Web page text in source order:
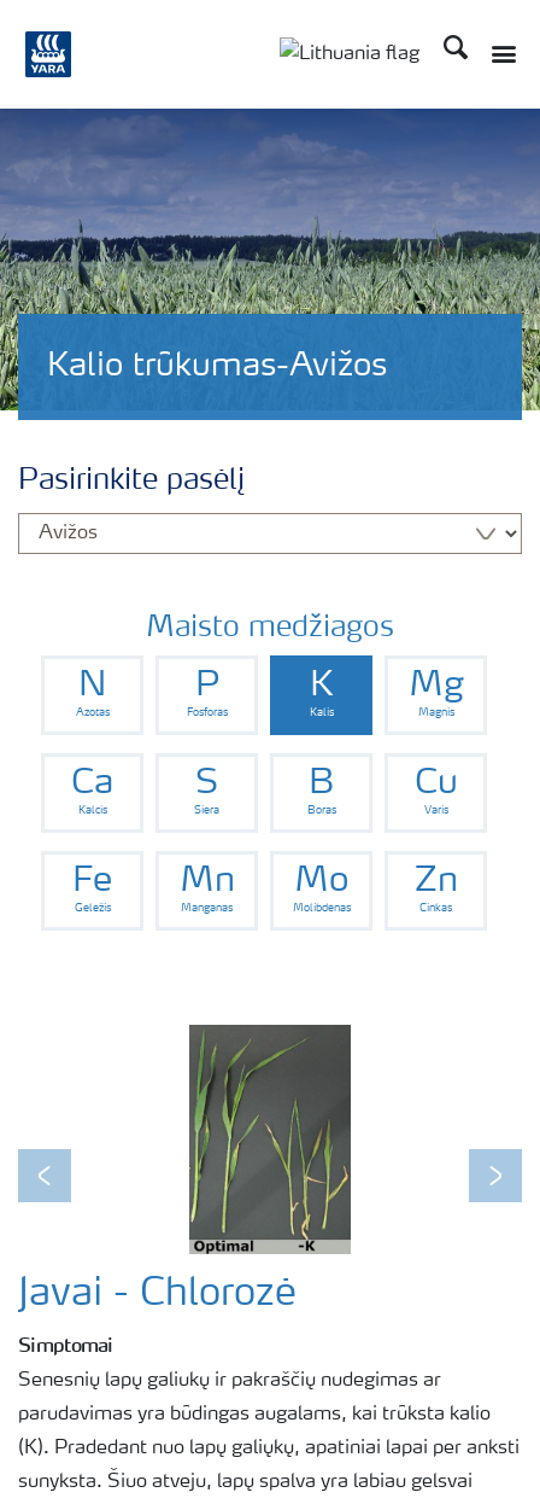
Ieškoti
Kalio trūkumas-Avižos
Pasirinkite pasėlį
Maisto medžiagos
N
Azotas
P
Fosforas
K
Kalis
Mg
Magnis
Ca
Kalcis
S
Siera
B
Boras
Cu
Varis
Fe
Geležis
Mn
Manganas
Mo
Molibdenas
Zn
Cinkas
Previous Next
Javai - Chlorozė
Simptomai
Senesnių lapų galiukų ir pakraščių nudegimas ar
parudavimas yra būdingas augalams, kai trūksta kalio
(K). Pradedant nuo lapų galiųkų, apatiniai lapai per anksti
sunyksta. Šiuo atveju, lapų spalva yra labiau gelsvai